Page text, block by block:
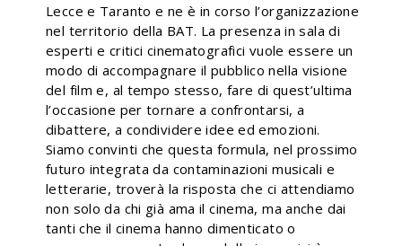
Lecce e Taranto e ne è in corso l’organizzazione
nel territorio della BAT. La presenza in sala di
esperti e critici cinematografici vuole essere un
modo di accompagnare il pubblico nella visione
del film e, al tempo stesso, fare di quest’ultima
l’occasione per tornare a confrontarsi, a
dibattere, a condividere idee ed emozioni.
Siamo convinti che questa formula, nel prossimo
futuro integrata da contaminazioni musicali e
letterarie, troverà la risposta che ci attendiamo
non solo da chi già ama il cinema, ma anche dai
tanti che il cinema hanno dimenticato o